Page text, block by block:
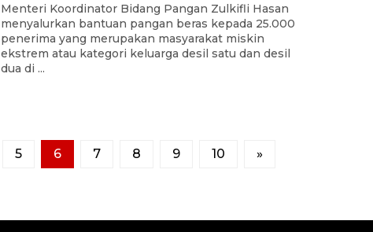
Menteri Koordinator Bidang Pangan Zulkifli Hasan
menyalurkan bantuan pangan beras kepada 25.000
penerima yang merupakan masyarakat miskin
ekstrem atau kategori keluarga desil satu dan desil
dua di ...
5 6 7 8 9 10 »